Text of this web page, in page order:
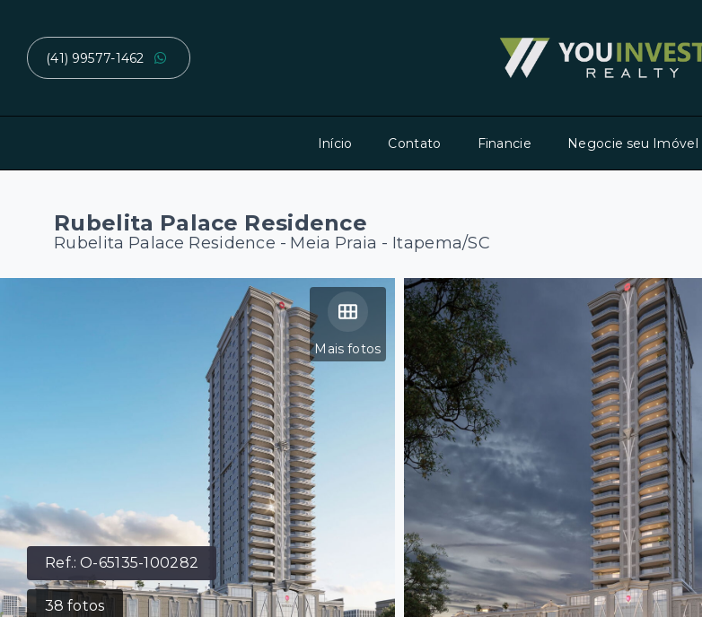
(41) 99577-1462
Início Contato Financie Negocie seu Imóvel
Rubelita Palace Residence
Rubelita Palace Residence - Meia Praia - Itapema/SC
Ref.:O-65135-100282
38 fotos
Mais fotos